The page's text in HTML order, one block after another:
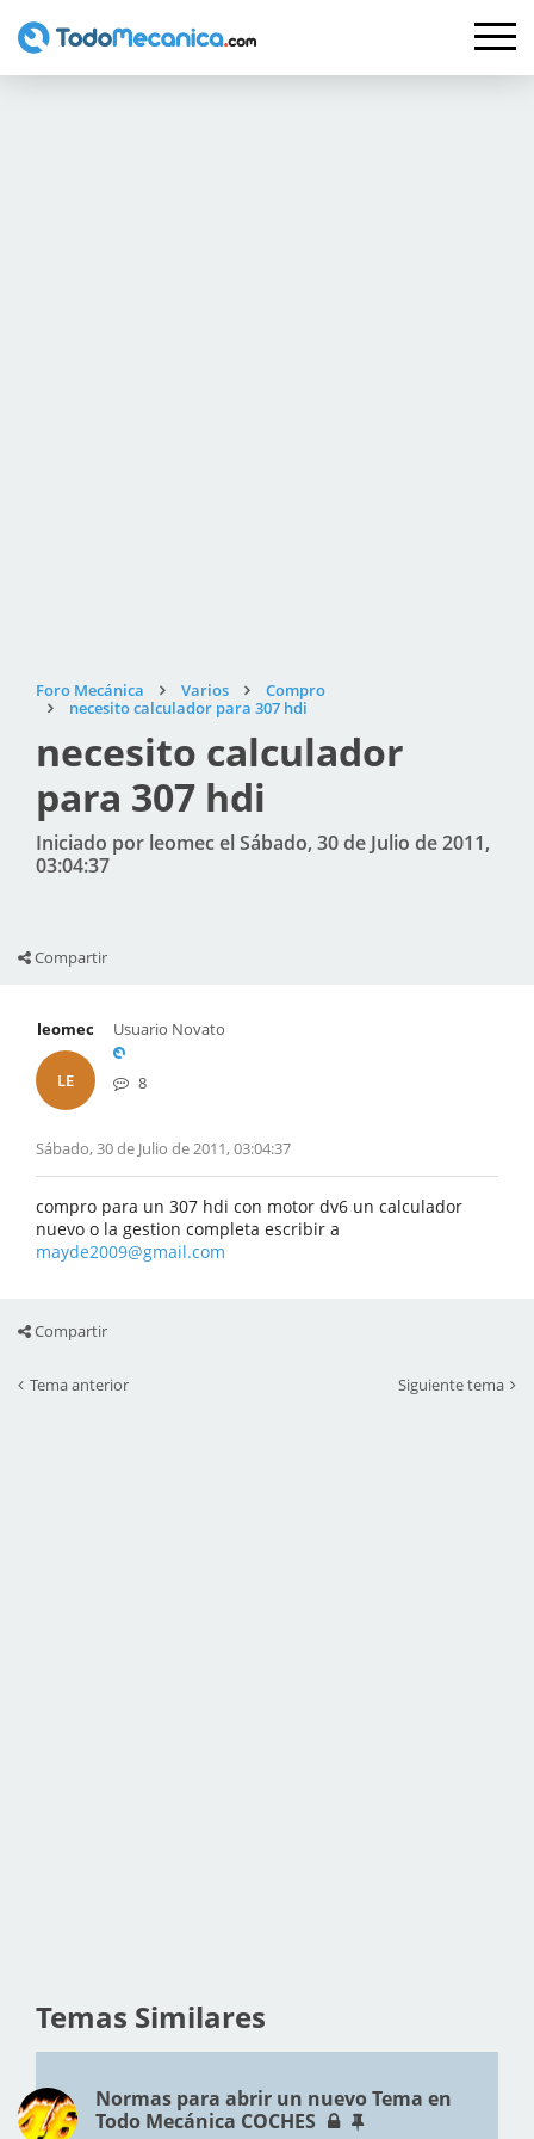
Foro Mecánica Varios
Compro
necesito calculador para 307 hdi
necesito calculador
para 307 hdi
Iniciado por leomec el Sábado, 30 de Julio de 2011,
03:04:37
Compartir
leomec
LE
Usuario Novato
8
Sábado, 30 de Julio de 2011, 03:04:37
compro para un 307 hdi con motor dv6 un calculador
nuevo o la gestion completa escribir a
mayde2009@gmail.com
Compartir
Tema anterior Siguiente tema
Temas Similares
Normas para abrir un nuevo Tema en
Todo Mecánica COCHES